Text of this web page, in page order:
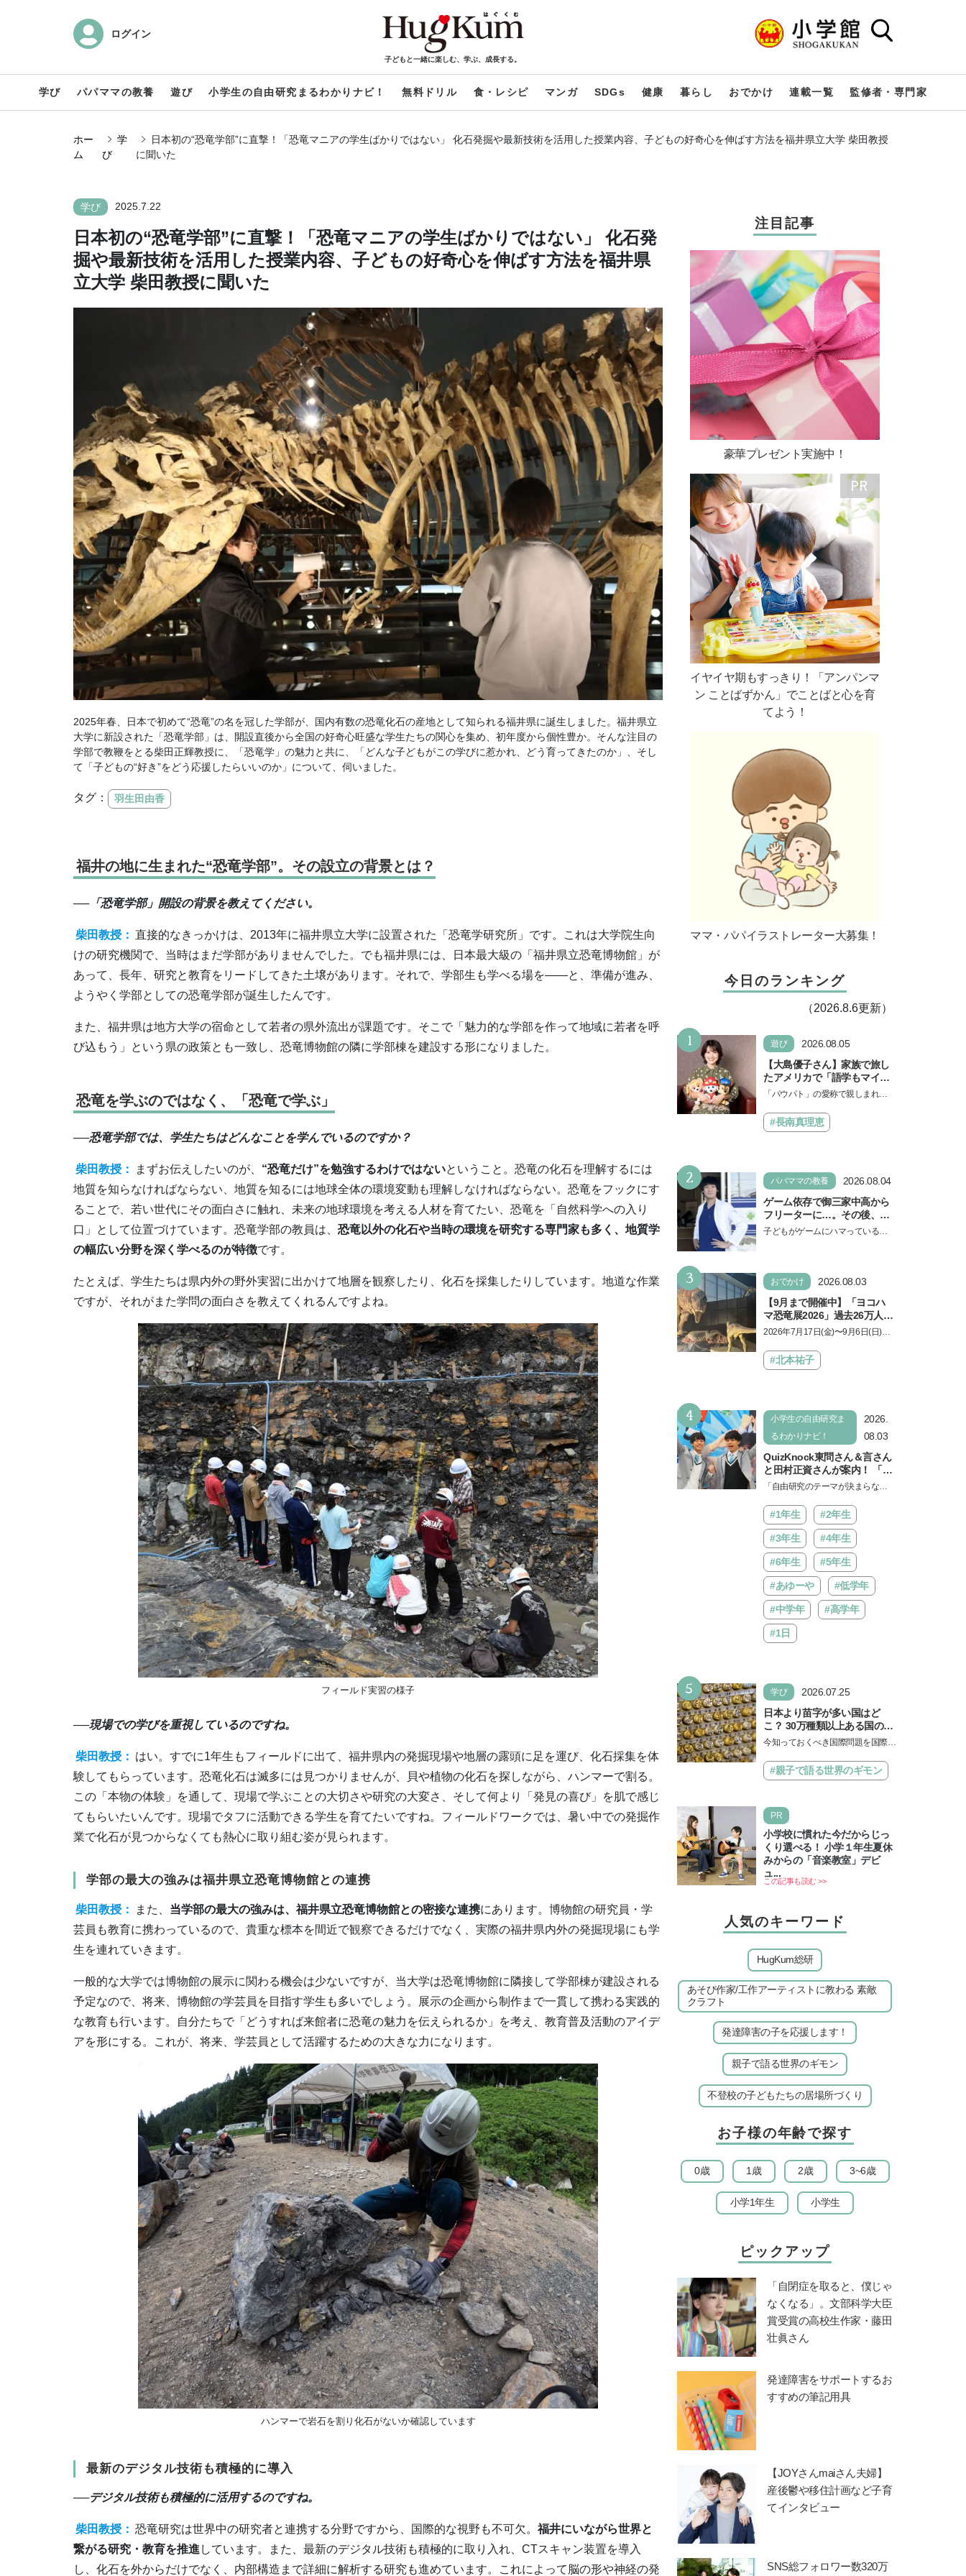
ログイン
子どもと一緒に楽しむ、学ぶ、成長する。
学び パパママの教養 遊び 小学生の自由研究まるわかりナビ！ 無料ドリル 食・レシピ マンガ SDGs 健康 暮らし おでかけ 連載一覧 監修者・専門家
ホー
ム
学
び
日本初の“恐竜学部”に直撃！「恐竜マニアの学生ばかりではない」 化石発掘や最新技術を活用した授業内容、子どもの好奇心を伸ばす方法を福井県立大学 柴田教授
に聞いた
学び 2025.7.22
日本初の“恐竜学部”に直撃！「恐竜マニアの学生ばかりではない」 化石発
掘や最新技術を活用した授業内容、子どもの好奇心を伸ばす方法を福井県
立大学 柴田教授に聞いた
2025年春、日本で初めて“恐竜”の名を冠した学部が、国内有数の恐竜化石の産地として知られる福井県に誕生しました。福井県立
大学に新設された「恐竜学部」は、開設直後から全国の好奇心旺盛な学生たちの関心を集め、初年度から個性豊か。そんな注目の
学部で教鞭をとる柴田正輝教授に、「恐竜学」の魅力と共に、「どんな子どもがこの学びに惹かれ、どう育ってきたのか」、そし
て「子どもの“好き”をどう応援したらいいのか」について、伺いました。
タグ： 羽生田由香
福井の地に生まれた“恐竜学部”。その設立の背景とは？
──「恐竜学部」開設の背景を教えてください。
柴田教授： 直接的なきっかけは、2013年に福井県立大学に設置された「恐竜学研究所」です。これは大学院生向
けの研究機関で、当時はまだ学部がありませんでした。でも福井県には、日本最大級の「福井県立恐竜博物館」が
あって、長年、研究と教育をリードしてきた土壌があります。それで、学部生も学べる場を――と、準備が進み、
ようやく学部としての恐竜学部が誕生したんです。
また、福井県は地方大学の宿命として若者の県外流出が課題です。そこで「魅力的な学部を作って地域に若者を呼
び込もう」という県の政策とも一致し、恐竜博物館の隣に学部棟を建設する形になりました。
恐竜を学ぶのではなく、「恐竜で学ぶ」
──恐竜学部では、学生たちはどんなことを学んでいるのですか？
柴田教授： まずお伝えしたいのが、 “恐竜だけ”を勉強するわけではないということ。恐竜の化石を理解するには
地質を知らなければならない、地質を知るには地球全体の環境変動も理解しなければならない。恐竜をフックにす
ることで、若い世代にその面白さに触れ、未来の地球環境を考える人材を育てたい、恐竜を「自然科学への入り
口」として位置づけています。恐竜学部の教員は、 恐竜以外の化石や当時の環境を研究する専門家も多く、地質学
の幅広い分野を深く学べるのが特徴です。
たとえば、学生たちは県内外の野外実習に出かけて地層を観察したり、化石を採集したりしています。地道な作業
ですが、それがまた学問の面白さを教えてくれるんですよね。
フィールド実習の様子
──現場での学びを重視しているのですね。
柴田教授： はい。すでに1年生もフィールドに出て、福井県内の発掘現場や地層の露頭に足を運び、化石採集を体
験してもらっています。恐竜化石は滅多には見つかりませんが、貝や植物の化石を探しながら、ハンマーで割る。
この「本物の体験」を通して、現場で学ぶことの大切さや研究の大変さ、そして何より「発見の喜び」を肌で感じ
てもらいたいんです。現場でタフに活動できる学生を育てたいですね。フィールドワークでは、暑い中での発掘作
業で化石が見つからなくても熱心に取り組む姿が見られます。
学部の最大の強みは福井県立恐竜博物館との連携
柴田教授： また、 当学部の最大の強みは、福井県立恐竜博物館との密接な連携にあります。博物館の研究員・学
芸員も教育に携わっているので、貴重な標本を間近で観察できるだけでなく、実際の福井県内外の発掘現場にも学
生を連れていきます。
一般的な大学では博物館の展示に関わる機会は少ないですが、当大学は恐竜博物館に隣接して学部棟が建設される
予定なので、将来、博物館の学芸員を目指す学生も多いでしょう。展示の企画から制作まで一貫して携わる実践的
な教育も行います。自分たちで「どうすれば来館者に恐竜の魅力を伝えられるか」を考え、教育普及活動のアイデ
アを形にする。これが、将来、学芸員として活躍するための大きな力になります。
ハンマーで岩石を割り化石がないか確認しています
最新のデジタル技術も積極的に導入
──デジタル技術も積極的に活用するのですね。
柴田教授： 恐竜研究は世界中の研究者と連携する分野ですから、国際的な視野も不可欠。福井にいながら世界と
繋がる研究・教育を推進 しています。また、最新のデジタル技術も積極的に取り入れ、CTスキャン装置を導入
し、化石を外からだけでなく、内部構造まで詳細に解析する研究も進めています。これによって脳の形や神経の発
注目記事
豪華プレゼント実施中！
イヤイヤ期もすっきり！「アンパンマ
ン ことばずかん」でことばと心を育
てよう！
ママ・パパイラストレーター大募集！
今日のランキング
（2026.8.6更新）
1 遊び
2026.08.05
【大島優子さん】家族で旅し
たアメリカで「語学もマイン
ドも！ 子どもの成長はすごか
『パウ・パトロール ザ・ダイ
ノ・ムービー』ではあきらめ
「パウパト」の愛称で親しまれる
の劇場版シリーズ第3弾、映画『パ
ウ・パトロール ザ…
#長南真理恵
2 パパママの教養
2026.08.04
ゲーム依存で御三家中高から
フリーターに…。その後、医
学部へ逆転合格した現役医師
子どもがゲームにハマっている
3 おでかけ
2026.08.03
【9月まで開催中】「ヨコハ
マ恐竜展2026」過去26万人を
動員した恐竜展が9年ぶりに
しむポイントを完全ガイド
2026年7月17日(金)〜9月6日(日)、
「ヨコハマ恐竜展2026〜恐竜の食
卓大図鑑〜」が開催…
#北本祐子
4
小学生の自由研究ま
るわかりナビ！
2026.
08.03
QuizKnock東問さん＆言さん
と田村正資さんが案内！ 「よ
みうりランド」で遊びながら
ントが開催
「自由研究のテーマが決まらな
ントをくれるイベントが、よみう
りランド「グッジョバ!!…
#1年生 #2年生
#3年生 #4年生
#6年生 #5年生
#あゆーや #低学年
#中学年 #高学年
#1日
5 学び
2026.07.25
日本より苗字が多い国はど
こ？ 30万種類以上ある国の理
由とは【親子で語る国際問
今知っておくべき国際問題を国際政
る「親子で語る国際問題」。今回
は、苗字の種類…
#親子で語る世界のギモン
PR
小学校に慣れた今だからじっ
くり選べる！ 小学１年生夏休
みからの「音楽教室」デビ
ュ...
この記事も読む >>
人気のキーワード
HugKum総研
あそび作家/工作アーティストに教わる 素敵
クラフト
発達障害の子を応援します！
親子で語る世界のギモン
不登校の子どもたちの居場所づくり
お子様の年齢で探す
0歳 1歳 2歳 3~6歳
小学1年生 小学生
ピックアップ
「自閉症を取ると、僕じゃ
なくなる」。文部科学大臣
賞受賞の高校生作家・藤田
壮眞さん
発達障害をサポートするお
すすめの筆記用具
【JOYさんmaiさん夫婦】
産後鬱や移住計画など子育
てインタビュー
SNS総フォロワー数320万